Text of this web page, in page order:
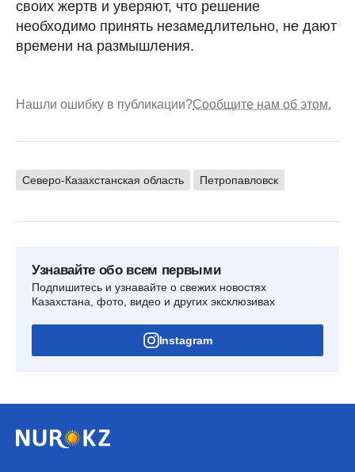
своих жертв и уверяют, что решение
необходимо принять незамедлительно, не дают
времени на размышления.
Нашли ошибку в публикации?Сообщите нам об этом.
Северо-Казахстанская область Петропавловск
Узнавайте обо всем первыми
Подпишитесь и узнавайте о свежих новостях
Казахстана, фото, видео и других эксклюзивах
Instagram